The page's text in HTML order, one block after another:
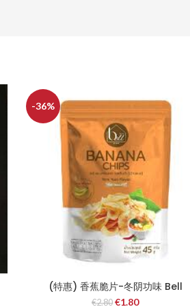
-36%
(特惠) 香蕉脆片-冬阴功味 Bell
Banana Chips – Tom Yum Fl 45g
€2.80 €1.80